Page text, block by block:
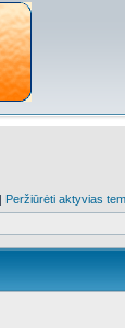
| Peržiūrėti aktyvias